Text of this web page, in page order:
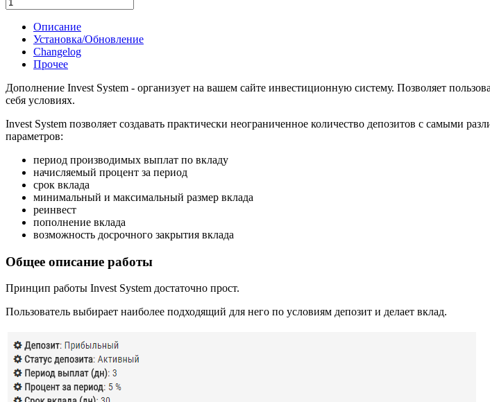
Описание
Установка/Обновление
Changelog
Прочее
Дополнение Invest System - организует на вашем сайте инвестиционную систему. Позволяет
себя условиях.
Invest System позволяет создавать практически неограниченное количество депозитов с самыми
параметров:
период производимых выплат по вкладу
начисляемый процент за период
срок вклада
минимальный и максимальный размер вклада
реинвест
пополнение вклада
возможность досрочного закрытия вклада
Общее описание работы
Принцип работы Invest System достаточно прост.
Пользователь выбирает наиболее подходящий для него по условиям депозит и делает вклад.